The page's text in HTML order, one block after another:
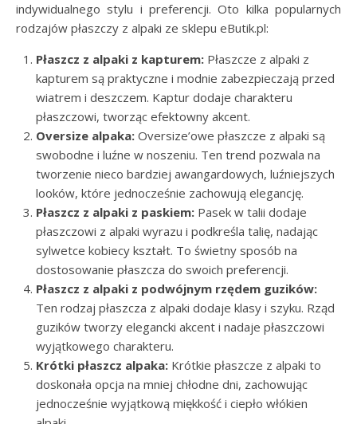
indywidualnego stylu i preferencji. Oto kilka popularnych
rodzajów płaszczy z alpaki ze sklepu eButik.pl:
Płaszcz z alpaki z kapturem: Płaszcze z alpaki z
kapturem są praktyczne i modnie zabezpieczają przed
wiatrem i deszczem. Kaptur dodaje charakteru
płaszczowi, tworząc efektowny akcent.
Oversize alpaka: Oversize’owe płaszcze z alpaki są
swobodne i luźne w noszeniu. Ten trend pozwala na
tworzenie nieco bardziej awangardowych, luźniejszych
looków, które jednocześnie zachowują elegancję.
Płaszcz z alpaki z paskiem: Pasek w talii dodaje
płaszczowi z alpaki wyrazu i podkreśla talię, nadając
sylwetce kobiecy kształt. To świetny sposób na
dostosowanie płaszcza do swoich preferencji.
Płaszcz z alpaki z podwójnym rzędem guzików:
Ten rodzaj płaszcza z alpaki dodaje klasy i szyku. Rząd
guzików tworzy elegancki akcent i nadaje płaszczowi
wyjątkowego charakteru.
Krótki płaszcz alpaka: Krótkie płaszcze z alpaki to
doskonała opcja na mniej chłodne dni, zachowując
jednocześnie wyjątkową miękkość i ciepło włókien